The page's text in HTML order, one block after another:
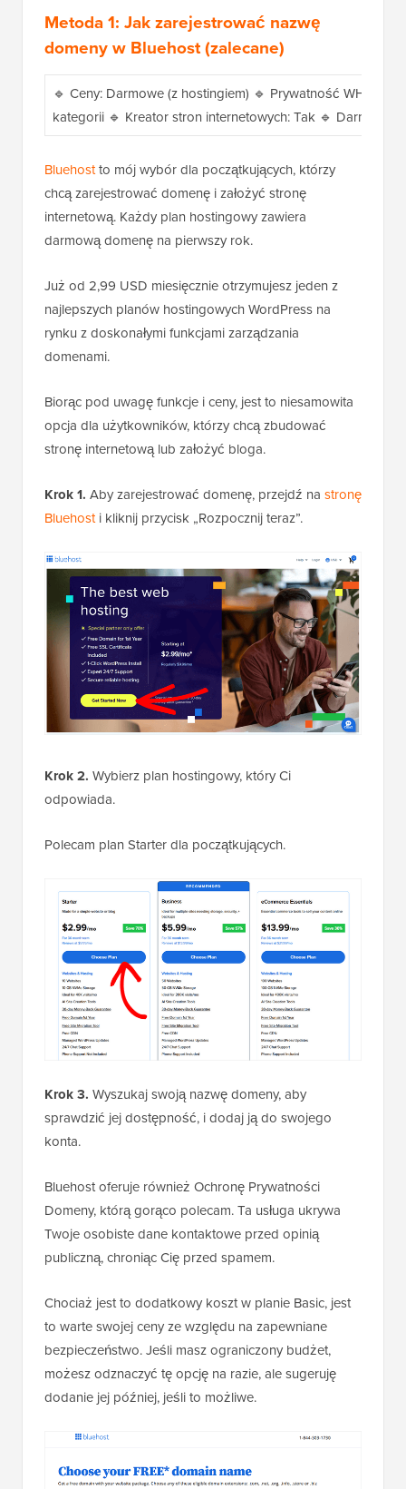
Metoda 1: Jak zarejestrować nazwę
domeny w Bluehost (zalecane)
🔹 Ceny: Darmowe (z hostingiem) 🔹 Prywatność WHOIS:
kategorii 🔹 Kreator stron internetowych: Tak 🔹 Darmowe
Bluehostto mój wybór dla początkujących, którzy
chcą zarejestrować domenę i założyć stronę
internetową. Każdy plan hostingowy zawiera
darmową domenę na pierwszy rok.
Już od 2,99 USD miesięcznie otrzymujesz jeden z
najlepszych planów hostingowych WordPress na
rynku z doskonałymi funkcjami zarządzania
domenami.
Biorąc pod uwagę funkcje i ceny, jest to niesamowita
opcja dla użytkowników, którzy chcą zbudować
stronę internetową lub założyć bloga.
Krok 1. Aby zarejestrować domenę, przejdź na stronę
Bluehosti kliknij przycisk „Rozpocznij teraz”.
Krok 2. Wybierz plan hostingowy, który Ci
odpowiada.
Polecam plan Starter dla początkujących.
Krok 3. Wyszukaj swoją nazwę domeny, aby
sprawdzić jej dostępność, i dodaj ją do swojego
konta.
Bluehost oferuje również Ochronę Prywatności
Domeny, którą gorąco polecam. Ta usługa ukrywa
Twoje osobiste dane kontaktowe przed opinią
publiczną, chroniąc Cię przed spamem.
Chociaż jest to dodatkowy koszt w planie Basic, jest
to warte swojej ceny ze względu na zapewniane
bezpieczeństwo. Jeśli masz ograniczony budżet,
możesz odznaczyć tę opcję na razie, ale sugeruję
dodanie jej później, jeśli to możliwe.